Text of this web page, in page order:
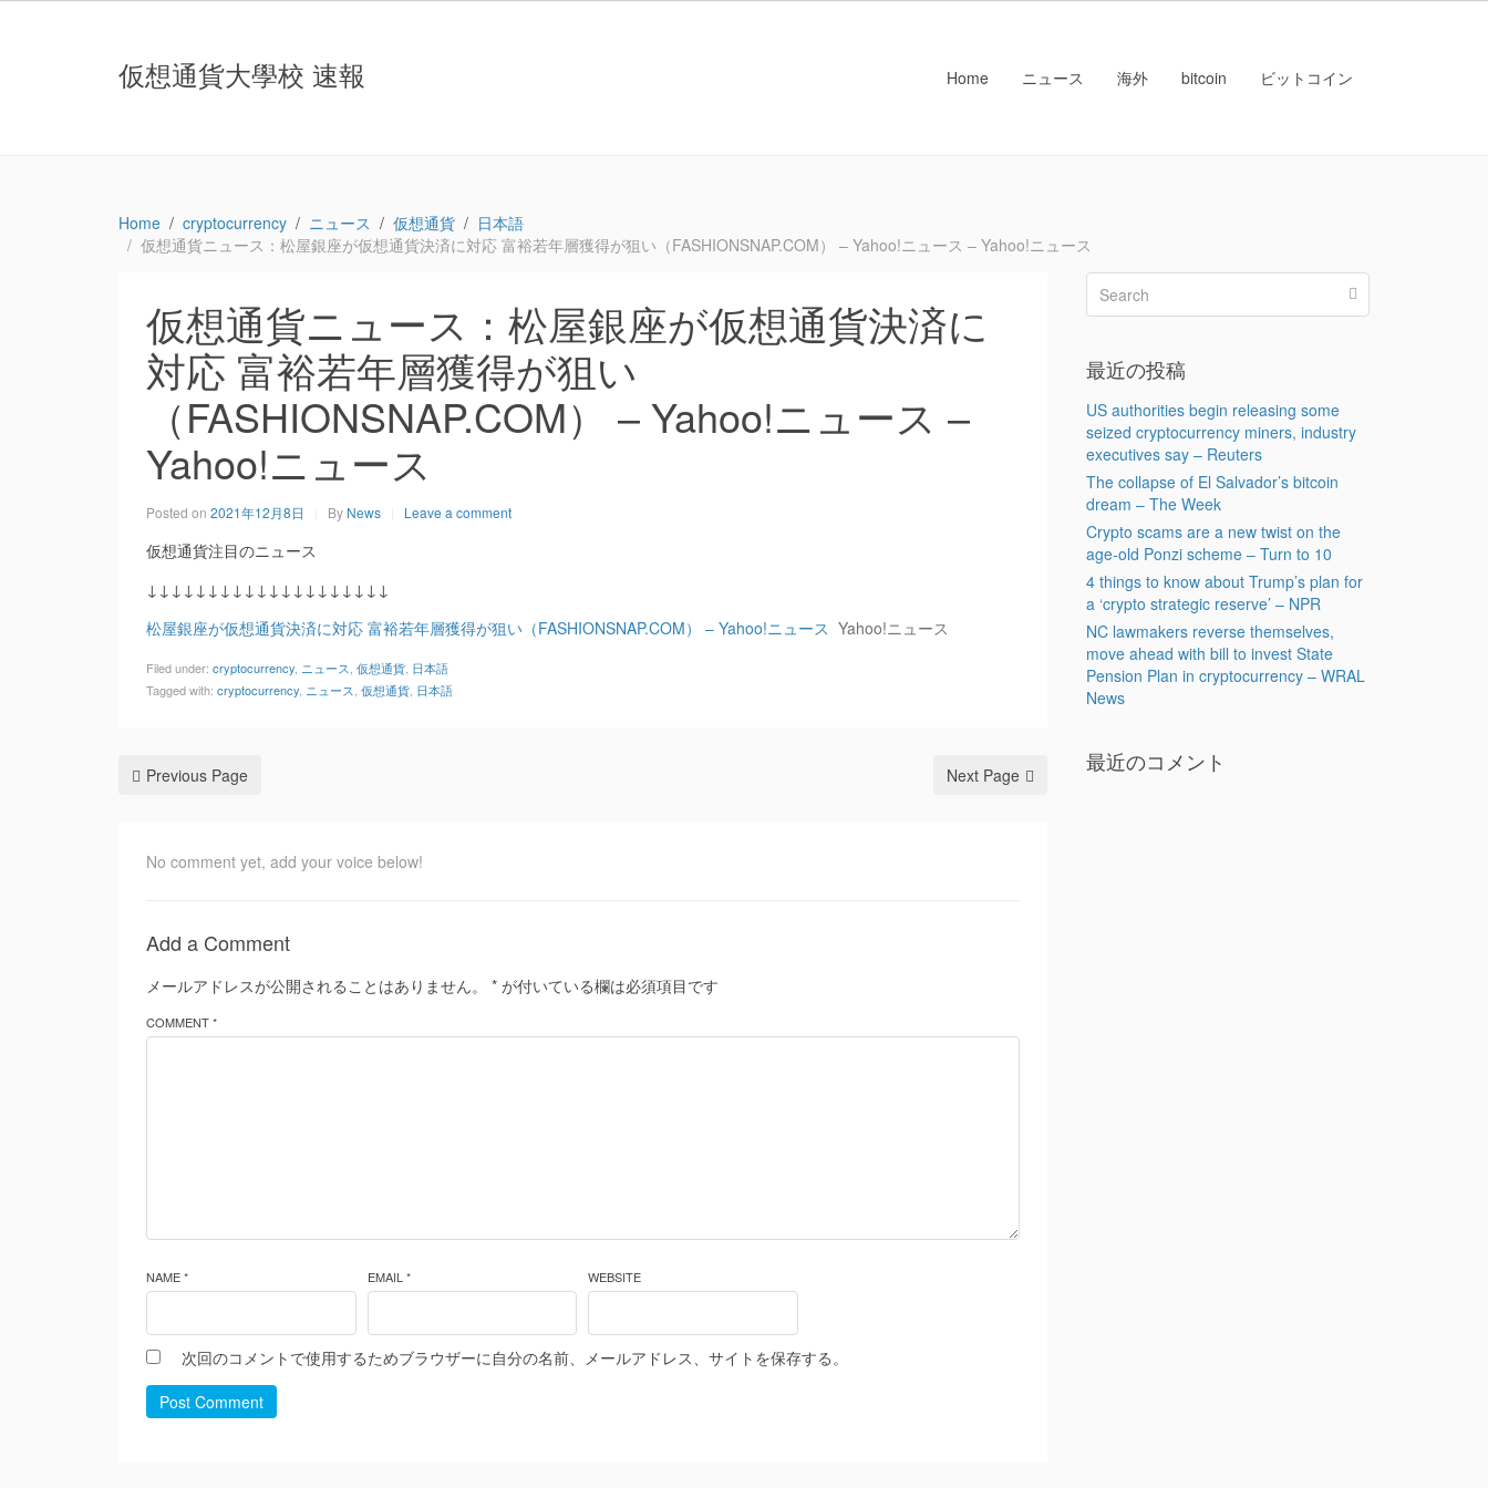
仮想通貨大學校 速報 Home ニュース 海外 bitcoin ビットコイン
Home cryptocurrency ニュース 仮想通貨
日本語
仮想通貨ニュース：松屋銀座が仮想通貨決済に対応 富裕若年層獲得が狙い（FASHIONSNAP.COM） – Yahoo!ニュース – Yahoo!ニュース
仮想通貨ニュース：松屋銀座が仮想通貨決済に
対応 富裕若年層獲得が狙い
（FASHIONSNAP.COM） – Yahoo!ニュース –
Yahoo!ニュース
Posted on 2021年12月8日 By News Leave a comment
仮想通貨注目のニュース
↓↓↓↓↓↓↓↓↓↓↓↓↓↓↓↓↓↓↓↓
松屋銀座が仮想通貨決済に対応 富裕若年層獲得が狙い（FASHIONSNAP.COM） – Yahoo!ニュース Yahoo!ニュース
Filed under: cryptocurrency ニュース 仮想通貨 日本語
Tagged with: cryptocurrency ニュース 仮想通貨 日本語
Previous Page Next Page
No comment yet, add your voice below!
Add a Comment
メールアドレスが公開されることはありません。 * が付いている欄は必須項目です
COMMENT *
NAME * EMAIL * WEBSITE
次回のコメントで使用するためブラウザーに自分の名前、メールアドレス、サイトを保存する。
Post Comment
最近の投稿
US authorities begin releasing some
seized cryptocurrency miners, industry
executives say – Reuters
The collapse of El Salvador’s bitcoin
dream – The Week
Crypto scams are a new twist on the
age-old Ponzi scheme – Turn to 10
4 things to know about Trump’s plan for
a ‘crypto strategic reserve’ – NPR
NC lawmakers reverse themselves,
move ahead with bill to invest State
Pension Plan in cryptocurrency – WRAL
News
最近のコメント